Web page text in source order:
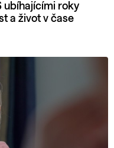
ubíhajícími roky
a život v čase